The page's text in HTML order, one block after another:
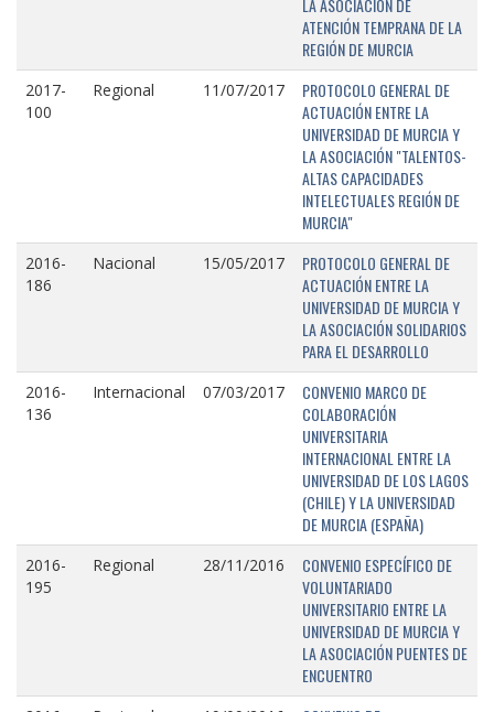
LA ASOCIACIÓN DE
ATENCIÓN TEMPRANA DE LA
REGIÓN DE MURCIA
2017-
100
Regional 11/07/2017
PROTOCOLO GENERAL DE
ACTUACIÓN ENTRE LA
UNIVERSIDAD DE MURCIA Y
LA ASOCIACIÓN "TALENTOS-
ALTAS CAPACIDADES
INTELECTUALES REGIÓN DE
MURCIA"
2016-
186
Nacional 15/05/2017
PROTOCOLO GENERAL DE
ACTUACIÓN ENTRE LA
UNIVERSIDAD DE MURCIA Y
LA ASOCIACIÓN SOLIDARIOS
PARA EL DESARROLLO
2016-
136
Internacional 07/03/2017
CONVENIO MARCO DE
COLABORACIÓN
UNIVERSITARIA
INTERNACIONAL ENTRE LA
UNIVERSIDAD DE LOS LAGOS
(CHILE) Y LA UNIVERSIDAD
DE MURCIA (ESPAÑA)
2016-
195
Regional 28/11/2016
CONVENIO ESPECÍFICO DE
VOLUNTARIADO
UNIVERSITARIO ENTRE LA
UNIVERSIDAD DE MURCIA Y
LA ASOCIACIÓN PUENTES DE
ENCUENTRO